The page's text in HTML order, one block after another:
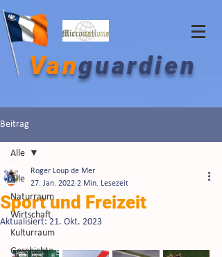
Vanguardien
Beitrag
Alle
Naturraum
Wirtschaft
Kulturraum
Geschichte
Alle
Sport und Freizeit
Roger Loup de Mer
27. Jan. 2022 2 Min. Lesezeit
Aktualisiert: 21. Okt. 2023